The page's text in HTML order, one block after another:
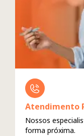
Atendimento
Nossos
forma próxima.